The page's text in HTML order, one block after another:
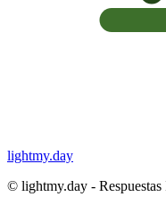
lightmy.day
© lightmy.day -